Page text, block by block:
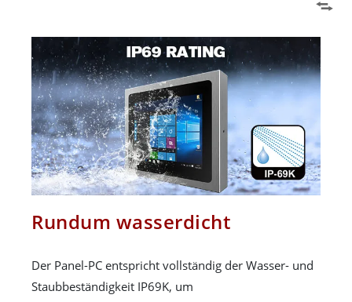
Rundum wasserdicht
Der Panel-PC entspricht vollständig der Wasser- und
Staubbeständigkeit IP69K, um